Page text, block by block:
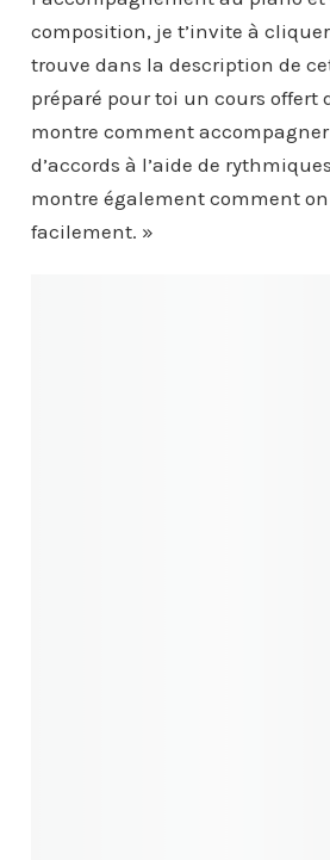
composition, je t’invite à
trouve dans la description de
préparé pour toi un cours offert
montre comment
d’accords à l’aide de
montre également comment
facilement. »